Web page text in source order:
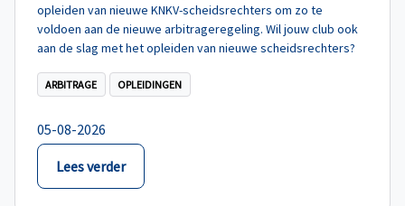
opleiden van nieuwe KNKV-scheidsrechters om zo te
voldoen aan de nieuwe arbitrageregeling. Wil jouw club ook
aan de slag met het opleiden van nieuwe scheidsrechters?
ARBITRAGE OPLEIDINGEN
05-08-2026
Lees verder